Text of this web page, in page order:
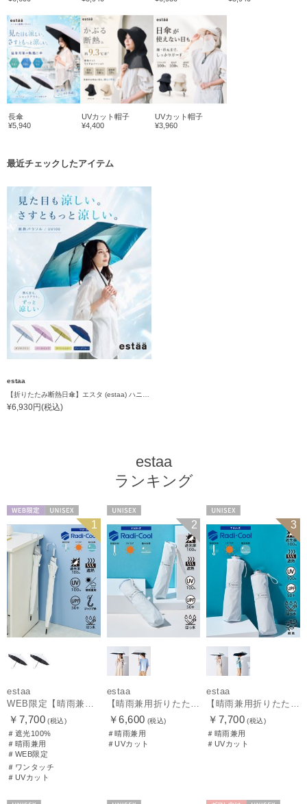
長傘
¥5,940
UVカット帽子
¥4,400
UVカット帽子
¥3,960
最近チェックしたアイテム
estaa
【折りたたみ断熱日傘】エスタ (estaa) ハニカム断熱パラソル グラデーション 折りたたみ傘 晴雨兼用 遮光100 UV100
¥6,930円(税込)
estaa
ランキング
1
estaa
￥7,700 (税込)
＃遮光100%
＃晴雨兼用
＃WEB限定
＃ワンタッチ
＃UVカット
2
estaa
￥6,600 (税込)
＃晴雨兼用
＃UVカット
3
estaa
￥7,700 (税込)
＃晴雨兼用
＃UVカット